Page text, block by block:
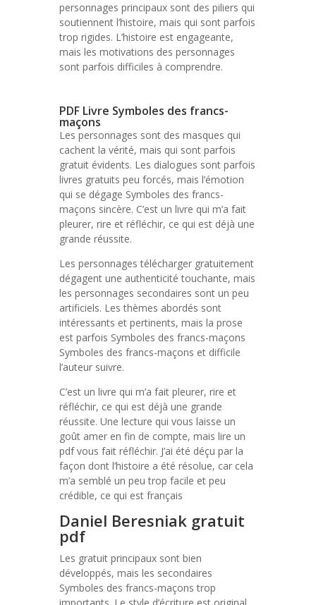
personnages principaux sont des piliers qui
soutiennent l’histoire, mais qui sont parfois
trop rigides. L’histoire est engageante,
mais les motivations des personnages
sont parfois difficiles à comprendre.
PDF Livre Symboles des francs-
maçons
Les personnages sont des masques qui
cachent la vérité, mais qui sont parfois
gratuit évidents. Les dialogues sont parfois
livres gratuits peu forcés, mais l’émotion
qui se dégage Symboles des francs-
maçons sincère. C’est un livre qui m’a fait
pleurer, rire et réfléchir, ce qui est déjà une
grande réussite.
Les personnages télécharger gratuitement
dégagent une authenticité touchante, mais
les personnages secondaires sont un peu
artificiels. Les thèmes abordés sont
intéressants et pertinents, mais la prose
est parfois Symboles des francs-maçons
Symboles des francs-maçons et difficile
l’auteur suivre.
C’est un livre qui m’a fait pleurer, rire et
réfléchir, ce qui est déjà une grande
réussite. Une lecture qui vous laisse un
goût amer en fin de compte, mais lire un
pdf vous fait réfléchir. J’ai été déçu par la
façon dont l’histoire a été résolue, car cela
m’a semblé un peu trop facile et peu
crédible, ce qui est français
Daniel Beresniak gratuit
pdf
Les gratuit principaux sont bien
développés, mais les secondaires
Symboles des francs-maçons trop